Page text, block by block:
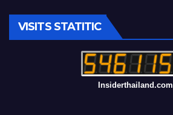
VISITS STATITIC
Insiderthailand.com